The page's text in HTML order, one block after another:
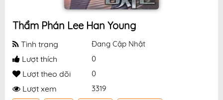
Thẩm Phán Lee Han Young
Tình trạng Đang Cập Nhật
Lượt thích 0
Lượt theo dõi 0
Lượt xem 3319